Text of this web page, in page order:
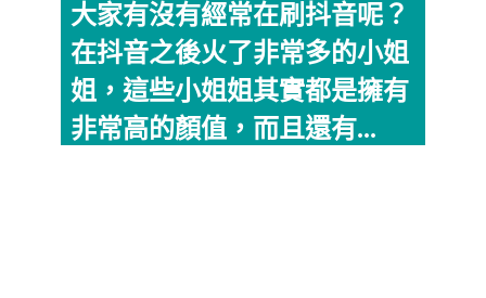
大家有沒有經常在刷抖音呢？
在抖音之後火了非常多的小姐
姐，這些小姐姐其實都是擁有
非常高的顏值，而且還有...